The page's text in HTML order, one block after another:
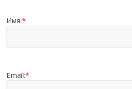
Имя:*
Email:*